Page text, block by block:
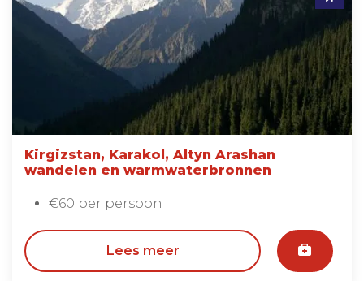
Kirgizstan, Karakol, Altyn Arashan
wandelen en warmwaterbronnen
€60 per persoon
Lees meer